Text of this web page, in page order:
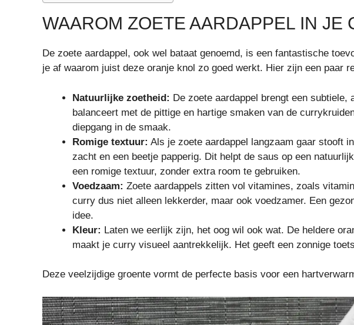
WAAROM ZOETE AARDAPPEL IN JE
De zoete aardappel, ook wel bataat genoemd, is een fantastische
je af waarom juist deze oranje knol zo goed werkt. Hier zijn een paar
Natuurlijke zoetheid: De zoete aardappel brengt een subtiele,
balanceert met de pittige en hartige smaken van de
diepgang in de smaak.
Romige textuur: Als je zoete aardappel langzaam gaar stooft
zacht en een beetje papperig. Dit helpt de saus op een
een romige textuur, zonder extra room te gebruiken.
Voedzaam: Zoete aardappels zitten vol vitamines, zoals
curry dus niet alleen lekkerder, maar ook voedzamer. Een
idee.
Kleur: Laten we eerlijk zijn, het oog wil ook wat. De heldere
maakt je curry visueel aantrekkelijk. Het geeft een zonnige
Deze veelzijdige groente vormt de perfecte basis voor een